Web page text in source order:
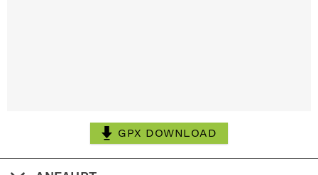
GPX DOWNLOAD